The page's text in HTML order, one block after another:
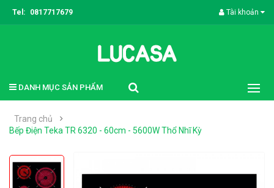
Tel: 0817717679 Tài khoản
DANH MỤC SẢN PHẨM
Trang chủ
Bếp Điện Teka TR 6320 - 60cm - 5600W Thổ Nhĩ Kỳ